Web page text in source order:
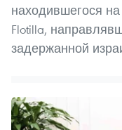
находившегося
Flotilla,
задержанной